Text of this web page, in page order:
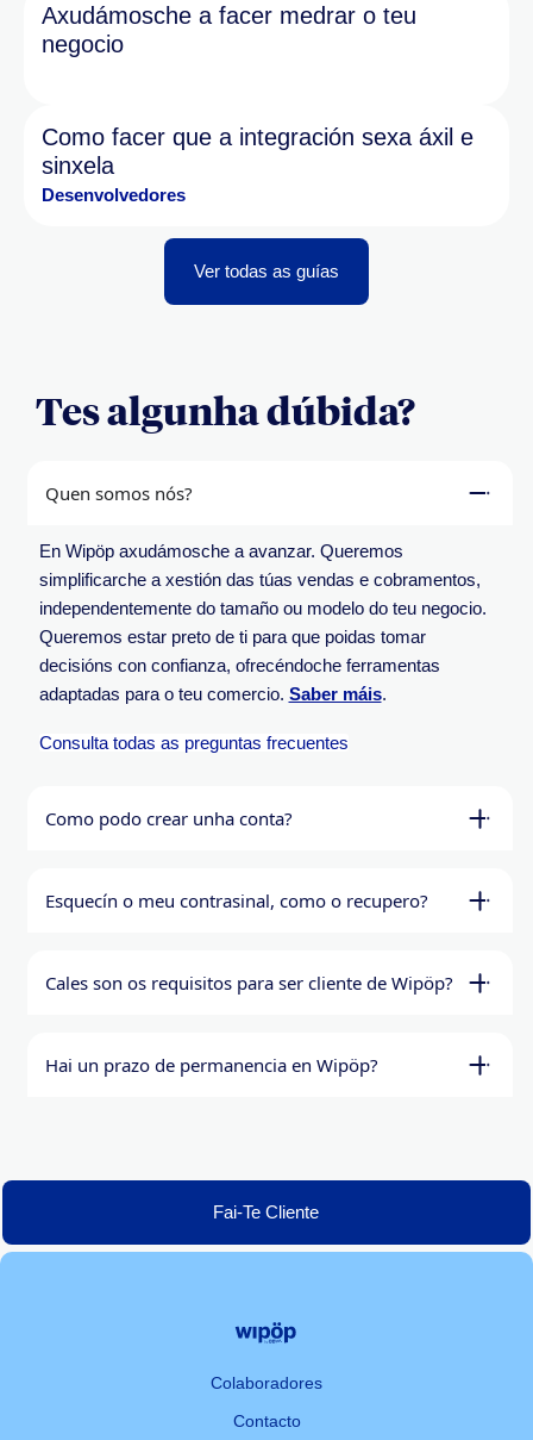
Axudámosche a facer medrar o teu
negocio
Como facer que a integración sexa áxil e
sinxela
Desenvolvedores
Ver todas as guías
Tes algunha dúbida?
Quen somos nós?
En Wipöpaxudámosche a avanzar. Queremos
simplificarche a xestión das túas vendas e cobramentos,
independentemente do tamaño ou modelo do teu negocio.
Queremos estar preto de ti para que poidas tomar
decisións con confianza, ofrecéndoche ferramentas
adaptadas para o teu comercio. Saber máis.
Consulta todas as preguntas frecuentes
Como podo crear unha conta?
Esquecín o meu contrasinal, como o recupero?
Cales son os requisitos para ser cliente de Wipöp?
Hai un prazo de permanencia en Wipöp?
Fai-Te Cliente
Colaboradores
Contacto